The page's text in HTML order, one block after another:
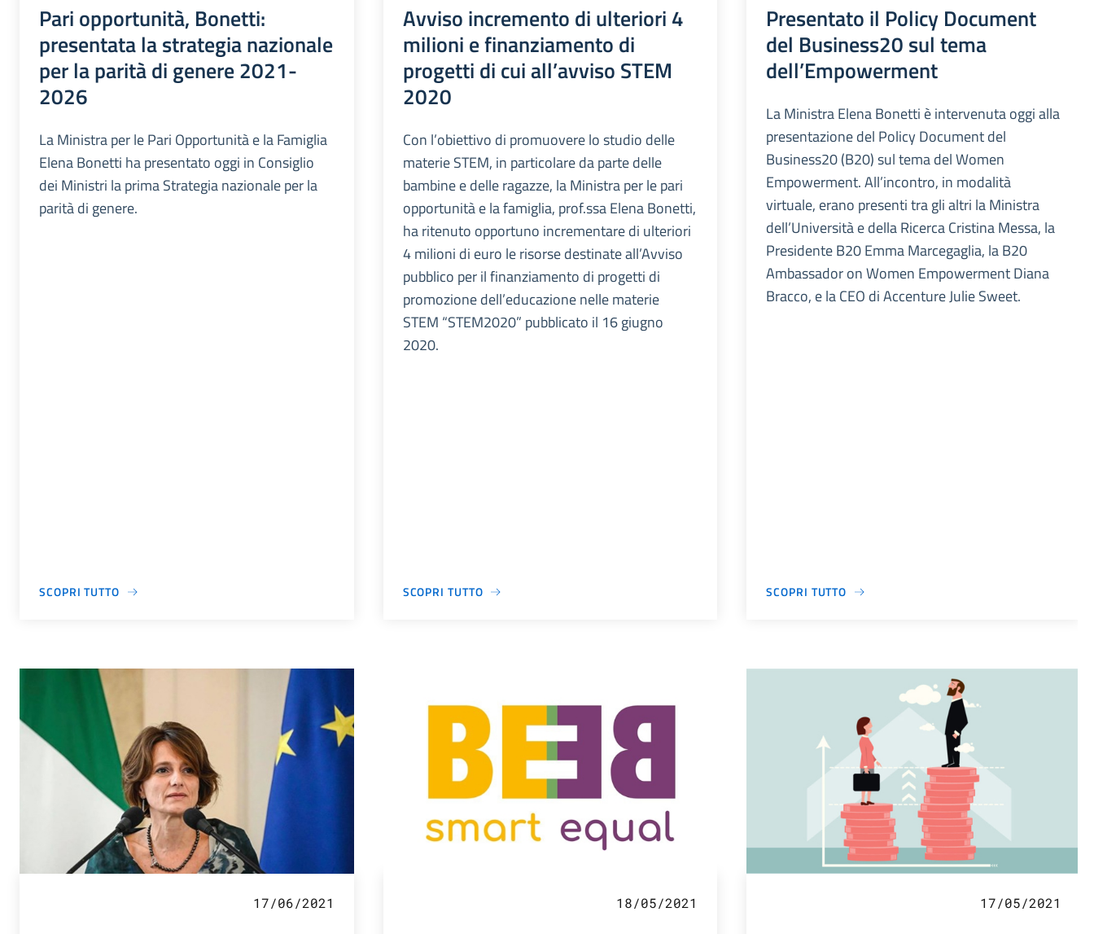
Pari opportunità, Bonetti:
presentata la strategia nazionale
per la parità di genere 2021-
2026
La Ministra per le Pari Opportunità e la Famiglia
Elena Bonetti ha presentato oggi in Consiglio
dei Ministri la prima Strategia nazionale per la
parità di genere.
SCOPRI TUTTO
Avviso incremento di ulteriori 4
milioni e finanziamento di
progetti di cui all’avviso STEM
2020
Con l’obiettivo di promuovere lo studio delle
materie STEM, in particolare da parte delle
bambine e delle ragazze, la Ministra per le pari
opportunità e la famiglia, prof.ssa Elena Bonetti,
ha ritenuto opportuno incrementare di ulteriori
4 milioni di euro le risorse destinate all’Avviso
pubblico per il finanziamento di progetti di
promozione dell’educazione nelle materie
STEM “STEM2020” pubblicato il 16 giugno
2020.
SCOPRI TUTTO
Presentato il Policy Document
del Business20 sul tema
dell’Empowerment
La Ministra Elena Bonetti è intervenuta oggi alla
presentazione del Policy Document del
Business20 (B20) sul tema del Women
Empowerment. All’incontro, in modalità
virtuale, erano presenti tra gli altri la Ministra
dell’Università e della Ricerca Cristina Messa, la
Presidente B20 Emma Marcegaglia, la B20
Ambassador on Women Empowerment Diana
Bracco, e la CEO di Accenture Julie Sweet.
SCOPRI TUTTO
17/06/2021 18/05/2021 17/05/2021